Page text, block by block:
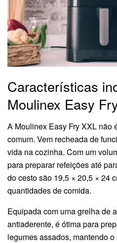
Características
Moulinex Easy
A Moulinex Easy Fry XXL não
comum. Vem recheada de
vida na cozinha. Com um
para preparar refeições até
do cesto são 19,5 × 20,5 × 24
quantidades de comida.
Equipada com uma grelha de
antiaderente, é ótima para
legumes assados, mantendo